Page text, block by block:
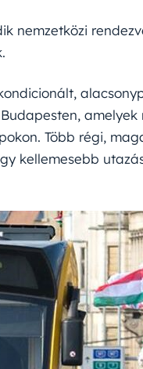
nemzetközi
Budapesten,
Több régi,
kellemesebb